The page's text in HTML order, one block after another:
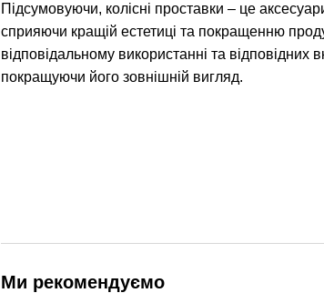
Підсумовуючи, колісні проставки – це
сприяючи кращій естетиці та покращенню
відповідальному використанні та
покращуючи його зовнішній вигляд.
Ми рекомендуємо